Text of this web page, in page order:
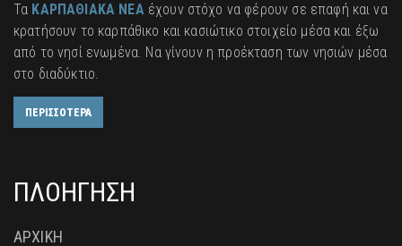
Τα ΚΑΡΠΑΘΙΑΚΑ ΝΕΑέχουν στόχο να φέρουν σε επαφή και να
κρατήσουν το καρπάθικο και κασιώτικο στοιχείο μέσα και έξω
από το νησί ενωμένα. Να γίνουν η προέκταση των νησιών μέσα
στο διαδύκτιο.
ΠΕΡΙΣΣΟΤΕΡΑ
ΠΛΟΗΓΗΣΗ
ΑΡΧΙΚΗ